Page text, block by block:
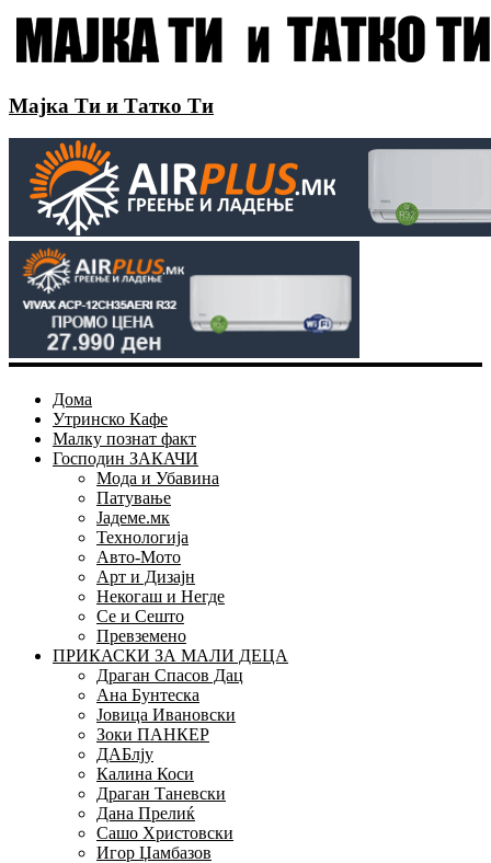
Мајка Ти и Татко Ти
Дома
Утринско Кафе
Малку познат факт
Господин ЗАКАЧИ
Мода и Убавина
Патување
Јадеме.мк
Технологија
Авто-Мото
Арт и Дизајн
Некогаш и Негде
Се и Сешто
Превземено
ПРИКАСКИ ЗА МАЛИ ДЕЦА
Драган Спасов Дац
Ана Бунтеска
Јовица Ивановски
Зоки ПАНКЕР
ДАБлју
Калина Коси
Драган Таневски
Дана Прелиќ
Сашо Христовски
Игор Џамбазов